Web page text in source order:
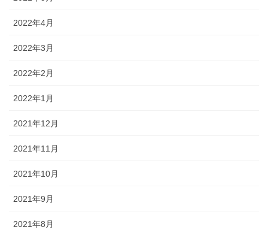
2022年4月
2022年3月
2022年2月
2022年1月
2021年12月
2021年11月
2021年10月
2021年9月
2021年8月